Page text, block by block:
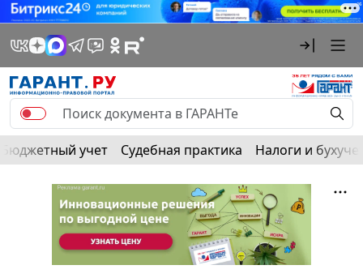
Бюджетный учет Судебная практика Налоги и